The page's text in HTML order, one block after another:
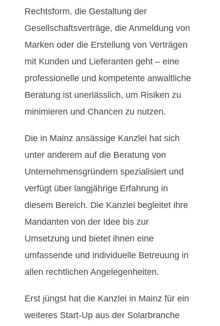
Rechtsform, die Gestaltung der
Gesellschaftsverträge, die Anmeldung von
Marken oder die Erstellung von Verträgen
mit Kunden und Lieferanten geht – eine
professionelle und kompetente anwaltliche
Beratung ist unerlässlich, um Risiken zu
minimieren und Chancen zu nutzen.
Die in Mainz ansässige Kanzlei hat sich
unter anderem auf die Beratung von
Unternehmensgründern spezialisiert und
verfügt über langjährige Erfahrung in
diesem Bereich. Die Kanzlei begleitet ihre
Mandanten von der Idee bis zur
Umsetzung und bietet ihnen eine
umfassende und individuelle Betreuung in
allen rechtlichen Angelegenheiten.
Erst jüngst hat die Kanzlei in Mainz für ein
weiteres Start-Up aus der Solarbranche